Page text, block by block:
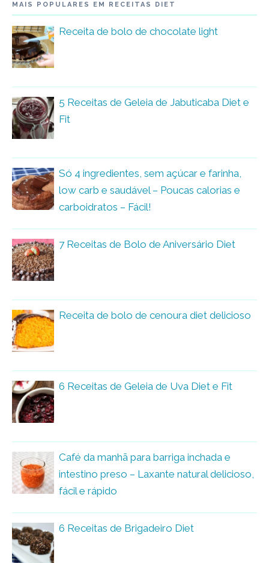
MAIS POPULARES EM RECEITAS DIET
Receita de bolo de chocolate light
5 Receitas de Geleia de Jabuticaba Diet e
Fit
Só 4 ingredientes, sem açúcar e farinha,
low carb e saudável – Poucas calorias e
carboidratos – Fácil!
7 Receitas de Bolo de Aniversário Diet
Receita de bolo de cenoura diet delicioso
6 Receitas de Geleia de Uva Diet e Fit
Café da manhã para barriga inchada e
intestino preso – Laxante natural delicioso,
fácil e rápido
6 Receitas de Brigadeiro Diet